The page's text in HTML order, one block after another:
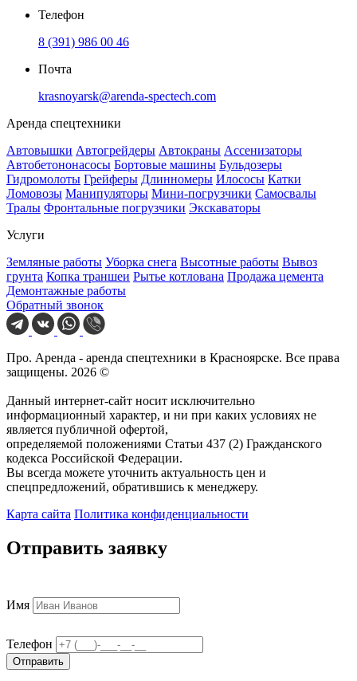
Телефон
8 (391) 986 00 46
Почта
krasnoyarsk@arenda-spectech.com
Аренда спецтехники
Автовышки Автогрейдеры Автокраны Ассенизаторы
Автобетононасосы Бортовые машины Бульдозеры
Гидромолоты Грейферы Длинномеры Илососы Катки
Ломовозы Манипуляторы Мини-погрузчики Самосвалы
Тралы Фронтальные погрузчики Экскаваторы
Услуги
Земляные работы Уборка снега Высотные работы Вывоз
грунта Копка траншеи Рытье котлована Продажа цемента
Демонтажные работы
Обратный звонок
Про. Аренда - аренда спецтехники в Красноярске. Все права
защищены. 2026 ©
Данный интернет-сайт носит исключительно
информационный характер, и ни при каких условиях не
является публичной офертой,
определяемой положениями Статьи 437 (2) Гражданского
кодекса Российской Федерации.
Вы всегда можете уточнить актуальность цен и
спецпредложений, обратившись к менеджеру.
Карта сайта Политика конфиденциальности
Отправить заявку
Имя
Телефон
Отправить